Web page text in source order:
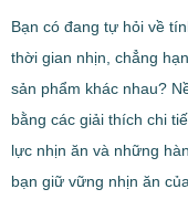
Bạn có đang tự hỏi về
thời gian nhịn, chẳng
sản phẩm khác nhau?
bằng các giải thích chi
lực nhịn ăn và những
bạn giữ vững nhịn ăn